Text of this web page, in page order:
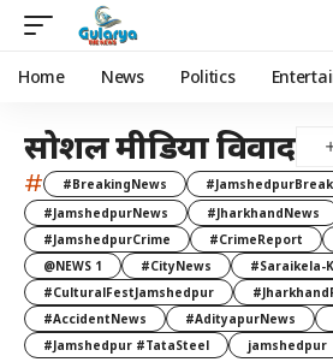
Home News Politics
सोशल मीडिया विवाद
# #BreakingNews
#JamshedpurNews
#JharkhandNews
#JamshedpurCrime
#CrimeReport
@NEWS 1
#CityNews
#Saraikela-
#CulturalFestJamshedpur
#AccidentNews
#AdityapurNews
#Jamshedpur #TataSteel
jamshedpur